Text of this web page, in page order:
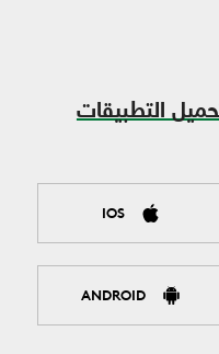
التطبيقات
IOS
ANDROID